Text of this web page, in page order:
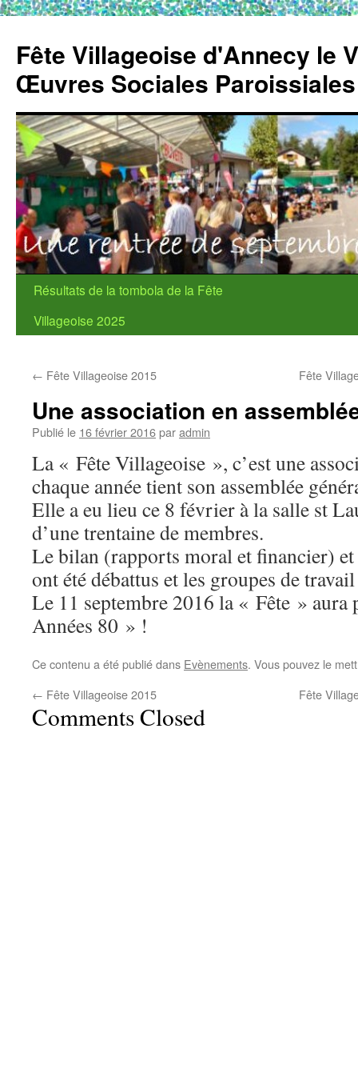
Fête Villageoise d'Annecy le
Œuvres Sociales
Aller
Résultats de la tombola de la Fête
Villageoise 2025
← Fête Villageoise 2015 Fête
Une association en
Publié le 16 février 2016paradmin
La « Fête Villageoise », c’est une
chaque année tient son assemblée
Elle a eu lieu ce 8 février à la salle st
d’une trentaine de membres.
Le bilan (rapports moral et financier) et
ont été débattus et les groupes de
Le 11 septembre 2016 la « Fête » aura
Années 80 » !
Ce contenu a été publié dans Evènements. Vous pouvez le
← Fête Villageoise 2015 Fête
Comments Closed